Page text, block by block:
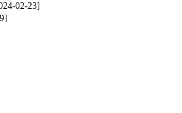
02-23]